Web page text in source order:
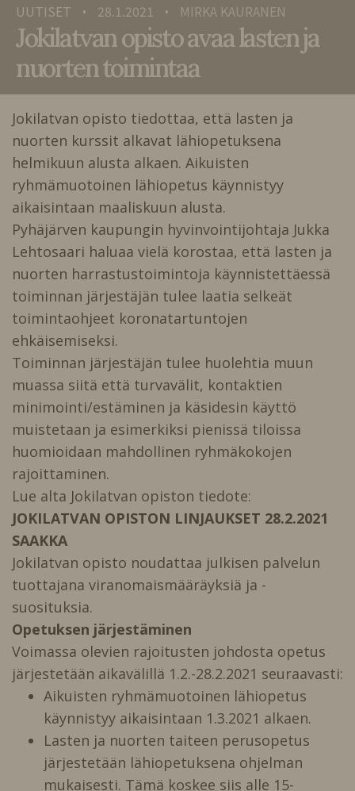
UUTISET • 28.1.2021 • MIRKA KAURANEN
Jokilatvan opisto avaa lasten ja
nuorten toimintaa
Jokilatvan opisto tiedottaa, että lasten ja
nuorten kurssit alkavat lähiopetuksena
helmikuun alusta alkaen. Aikuisten
ryhmämuotoinen lähiopetus käynnistyy
aikaisintaan maaliskuun alusta.
Pyhäjärven kaupungin hyvinvointijohtaja Jukka
Lehtosaari haluaa vielä korostaa, että lasten ja
nuorten harrastustoimintoja käynnistettäessä
toiminnan järjestäjän tulee laatia selkeät
toimintaohjeet koronatartuntojen
ehkäisemiseksi.
Toiminnan järjestäjän tulee huolehtia muun
muassa siitä että turvavälit, kontaktien
minimointi/estäminen ja käsidesin käyttö
muistetaan ja esimerkiksi pienissä tiloissa
huomioidaan mahdollinen ryhmäkokojen
rajoittaminen.
Lue alta Jokilatvan opiston tiedote:
JOKILATVAN OPISTON LINJAUKSET 28.2.2021
SAAKKA
Jokilatvan opisto noudattaa julkisen palvelun
tuottajana viranomaismääräyksiä ja -
suosituksia.
Opetuksen järjestäminen
Voimassa olevien rajoitusten johdosta opetus
järjestetään aikavälillä 1.2.-28.2.2021 seuraavasti:
Aikuisten ryhmämuotoinen lähiopetus
käynnistyy aikaisintaan 1.3.2021 alkaen.
Lasten ja nuorten taiteen perusopetus
järjestetään lähiopetuksena ohjelman
mukaisesti. Tämä koskee siis alle 15-